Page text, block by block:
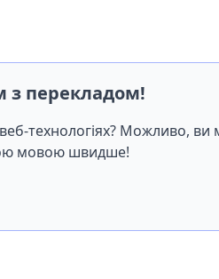
з перекладом!
веб-технологіях? Можливо,
мовою швидше!